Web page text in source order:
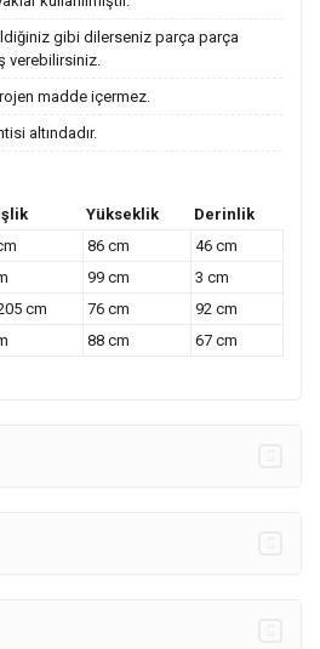
gibi dilerseniz parça parça
verebilirsiniz.
madde içermez.
altındadır.
Yükseklik
Derinlik
86 cm
46 cm
99 cm
3 cm
cm 76 cm
92 cm
88 cm 67 cm